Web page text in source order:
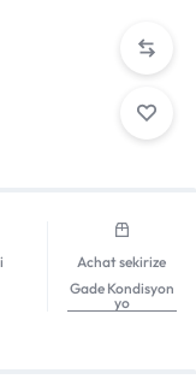
Achat sekirize
Gade Kondisyon
yo